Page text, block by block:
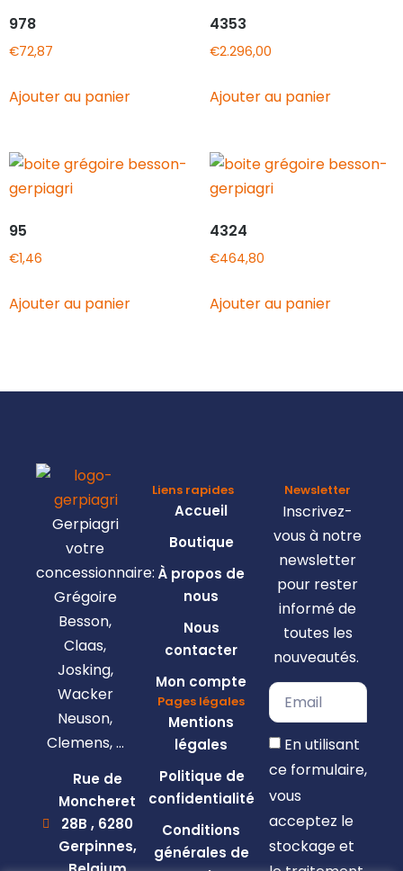
978
€72,87
Ajouter au panier
4353
€2.296,00
Ajouter au panier
95
€1,46
Ajouter au panier
4324
€464,80
Ajouter au panier
Gerpiagri
votre
concessionnaire:
Grégoire
Besson,
Claas,
Josking,
Wacker
Neuson,
Clemens, …
Rue de
Moncheret
28B , 6280
Gerpinnes,
Liens rapides
Accueil
Boutique
À propos de
nous
Nous
contacter
Mon compte
Pages légales
Mentions
légales
Politique de
confidentialité
Conditions
générales de
Newsletter
Inscrivez-
vous à notre
newsletter
pour rester
informé de
toutes les
nouveautés.
En utilisant
ce formulaire,
vous
acceptez le
stockage et